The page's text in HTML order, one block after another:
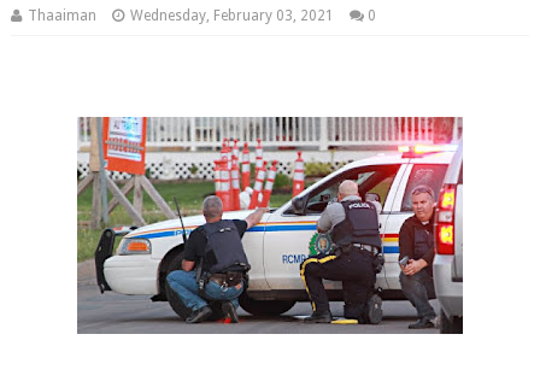
Thaaiman Wednesday, February 03, 2021 0